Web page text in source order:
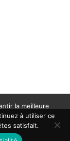
la meilleure
à utiliser ce
satisfait.